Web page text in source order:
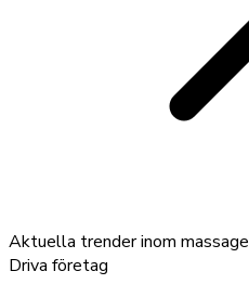
Aktuella trender inom
Driva företag